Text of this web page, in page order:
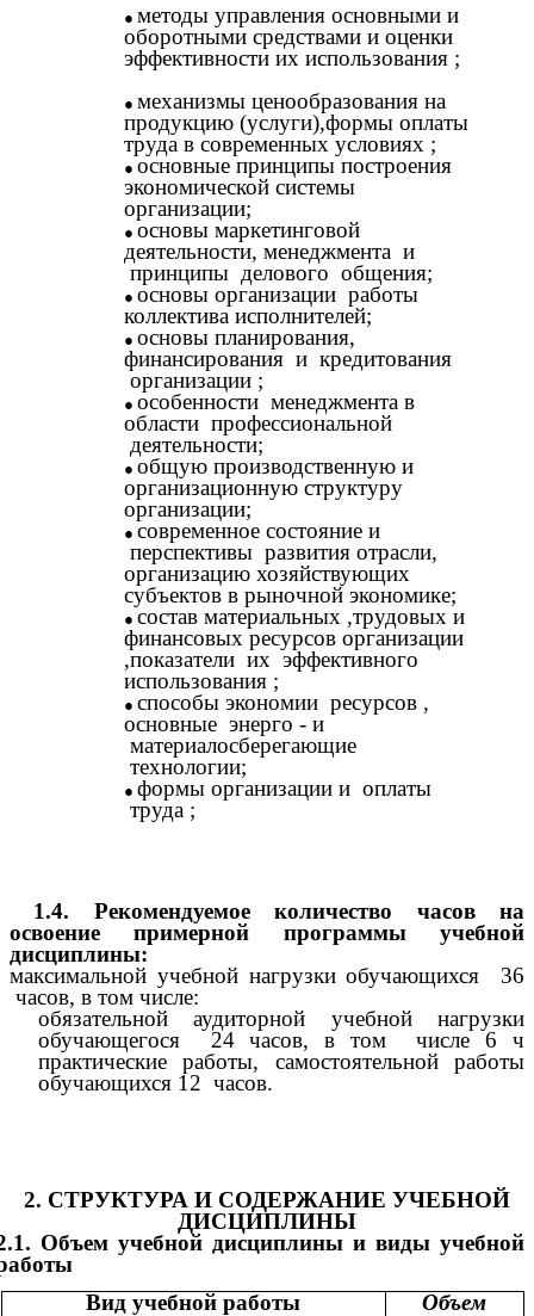
методы управления основными и
оборотными средствами и оценки
эффективности их использования ;
механизмы ценообразования на
продукцию (услуги),формы оплаты
труда в современных условиях ;
основные принципы построения
экономической системы
организации;
основы маркетинговой
деятельности, менеджмента и
принципы делового общения;
основы организации работы
коллектива исполнителей;
основы планирования,
финансирования и кредитования
организации ;
особенности менеджмента в
области профессиональной
деятельности;
общую производственную и
организационную структуру
организации;
современное состояние и
перспективы развития отрасли,
организацию хозяйствующих
субъектов в рыночной экономике;
состав материальных ,трудовых и
финансовых ресурсов организации
,показатели их эффективного
использования ;
способы экономии ресурсов ,
основные энерго - и
материалосберегающие
технологии;
формы организации и оплаты
труда ;
1.4. Рекомендуемое количество часов на
освоение примерной программы учебной
дисциплины:
максимальной учебной нагрузки обучающихся 36
часов, в том числе:
обязательной аудиторной учебной нагрузки
обучающегося 24 часов, в том числе 6 ч
практические работы, самостоятельной работы
обучающихся 12 часов.
2. СТРУКТУРА И СОДЕРЖАНИЕ УЧЕБНОЙ
ДИСЦИПЛИНЫ
Объем учебной дисциплины и виды учебной
Вид учебной работы
Объем